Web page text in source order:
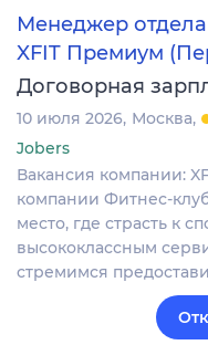
Менеджер
XFIT Премиум
Договорная
10 июля 2026 Москва
Jobers
Вакансия компании:
компании Фитнес-
место, где страсть к
высококлассным
стремимся